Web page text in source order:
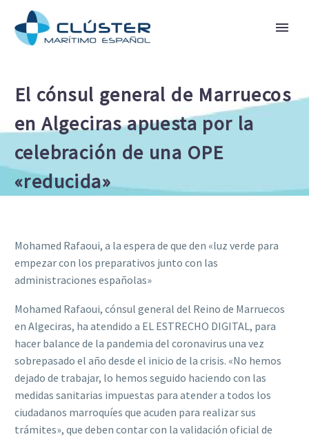
El cónsul general de Marruecos
en Algeciras apuesta por la
celebración de una OPE
«reducida»
Mohamed Rafaoui, a la espera de que den «luz verde para
empezar con los preparativos junto con las
administraciones españolas»
Mohamed Rafaoui, cónsul general del Reino de Marruecos
en Algeciras, ha atendido a EL ESTRECHO DIGITAL, para
hacer balance de la pandemia del coronavirus una vez
sobrepasado el año desde el inicio de la crisis. «No hemos
dejado de trabajar, lo hemos seguido haciendo con las
medidas sanitarias impuestas para atender a todos los
ciudadanos marroquíes que acuden para realizar sus
trámites», que deben contar con la validación oficial de